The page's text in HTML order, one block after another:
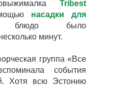
Tribest
насадки для
было
минут.
группа «Все
события
Хотя всю Эстонию